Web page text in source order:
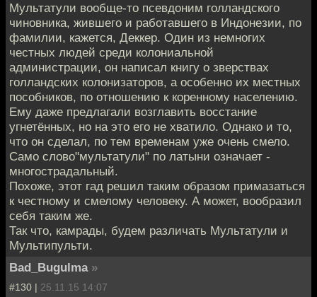
Мультатули вообще-то псевдоним голландского
чиновника, жившего и работавшего в Индонезии, по
фамилии, кажется, Деккер. Один из немногих
честных людей среди колониальной
администрации, он написал книгу о зверствах
голландских колонизаторов, а особенно их местных
пособников, по отношению к коренному населению.
Ему даже предлагали возглавить восстание
угнетённых, но на это его не хватило. Однако и то,
что он сделал, по тем временам уже очень смело.
Само слово"мультатули" по латыни означает -
многострадальный.
Похоже, этот гад решил таким образом примазаться
к честному и смелому человеку. А может, вообразил
себя таким же.
Так что, камрады, будем различать Мультатули и
Мультипульти.
Bad_Bugulma »
#130 | 25.11.15 14:07